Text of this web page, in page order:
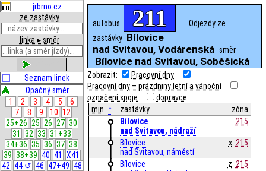
jrbrno.cz
ze zastávky
linka ▸ směr
Seznam linek
Opačný směr
1
2 3 4 5
6
7
8 9 10 12
25+26 25 26 27 30
31
32 33 31+33
34+36 35 36 37 38
39 38+39 40 41
X41
42 44 ↺ 46 47+49 48
autobus 211
Odjezdy ze
zastávky Bílovice
nad Svitavou, Vodárenská směr
Bílovice nad Svitavou, Soběšická
Zobrazit:
Pracovní dny
Pracovní dny – prázdniny letní a vánoční
označení spoje
dopravce
min
↑ zastávky
zóna
Bílovice
nad Svitavou, nádraží
215
Bílovice
nad Svitavou, náměstí
x 215
Bílovice
z 215